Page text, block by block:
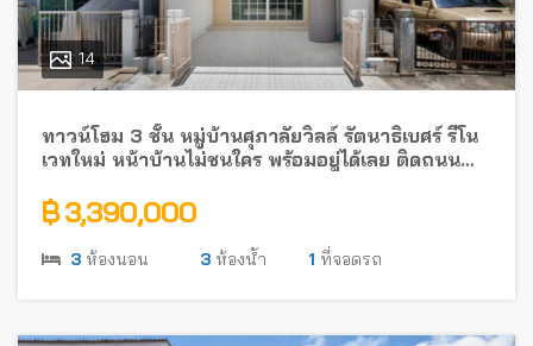
14
ทาวน์โฮม 3 ชั้น หมู่บ้านศุภาลัยวิลล์ รัตนาธิเบศร์ รีโน
เวทใหม่ หน้าบ้านไม่ชนใคร พร้อมอยู่ได้เลย ติดถนน
฿ 3,390,000
3 ห้องนอน 3 ห้องน้ำ 1 ที่จอดรถ